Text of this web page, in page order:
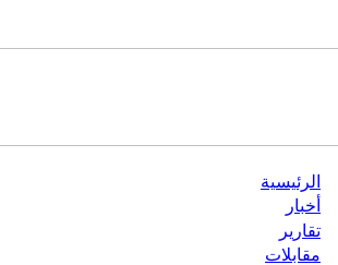
الرئيسية
أخبار
تقارير
مقابلات